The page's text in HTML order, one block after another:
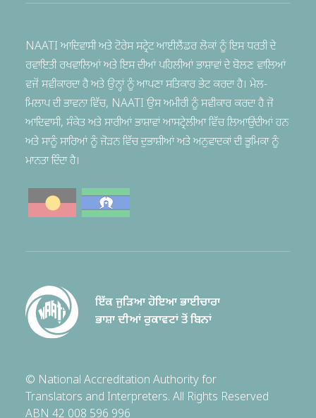
NAATI ਆਦਿਵਾਸੀ ਅਤੇ ਟੋਰੇਸ ਸਟ੍ਰੇਟ ਆਈਲੈਂਡਰ ਲੋਕਾਂ ਨੂੰ ਇਸ ਧਰਤੀ ਦੇ
ਰਵਾਇਤੀ ਰਖਵਾਲਿਆਂ ਅਤੇ ਇਸ ਦੀਆਂ ਪਹਿਲੀਆਂ ਭਾਸ਼ਾਵਾਂ ਦੇ ਬੋਲਣ ਵਾਲਿਆਂ
ਵਜੋਂ ਸਵੀਕਾਰਦਾ ਹੈ ਅਤੇ ਉਨ੍ਹਾਂ ਨੂੰ ਆਪਣਾ ਸਤਿਕਾਰ ਭੇਟ ਕਰਦਾ ਹੈ। ਮੇਲ-
ਮਿਲਾਪ ਦੀ ਭਾਵਨਾ ਵਿੱਚ, NAATI ਉਸ ਅਮੀਰੀ ਨੂੰ ਸਵੀਕਾਰ ਕਰਦਾ ਹੈ ਜੋ
ਆਦਿਵਾਸੀ, ਸੰਕੇਤ ਅਤੇ ਸਾਰੀਆਂ ਭਾਸ਼ਾਵਾਂ ਆਸਟ੍ਰੇਲੀਆ ਵਿੱਚ ਲਿਆਉਂਦੀਆਂ ਹਨ
ਅਤੇ ਸਾਨੂੰ ਸਾਰਿਆਂ ਨੂੰ ਜੋੜਨ ਵਿੱਚ ਦੁਭਾਸ਼ੀਆਂ ਅਤੇ ਅਨੁਵਾਦਕਾਂ ਦੀ ਭੂਮਿਕਾ ਨੂੰ
ਮਾਨਤਾ ਦਿੰਦਾ ਹੈ।
ਇੱਕ ਜੁੜਿਆ ਹੋਇਆ ਭਾਈਚਾਰਾ
ਭਾਸ਼ਾ ਦੀਆਂ ਰੁਕਾਵਟਾਂ ਤੋਂ ਬਿਨਾਂ
© National Accreditation Authority for
Translators and Interpreters. All Rights Reserved
ABN 42 008 596 996